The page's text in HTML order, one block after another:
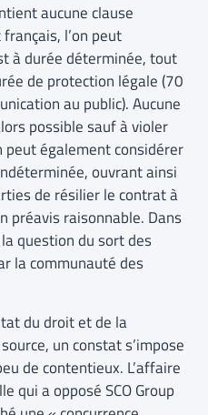
aucune clause
l’on peut
à durée déterminée, tout
de protection légale (70
au public). Aucune
possible sauf à violer
peut également considérer
ouvrant ainsi
de résilier le contrat à
préavis raisonnable. Dans
question du sort des
la communauté des
du droit et de la
un constat s’impose
de contentieux. L’affaire
qui a opposé SCO Group